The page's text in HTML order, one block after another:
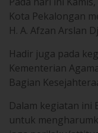
H. A. Afzan Arslan
Hadir juga pada
Bagian
Dalam kegiatan ini
jaga perilaku/
Ujar Walikota.